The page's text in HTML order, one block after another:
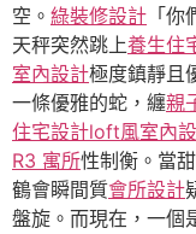
空。 綠裝修設計 「你
天秤突然跳上養生住
室內設計極度鎮靜且
一條優雅的蛇，纏親
住宅設計loft風室內
R3 寓所性制衡。當
鶴會瞬間質會所設計
盤旋。而現在，一個